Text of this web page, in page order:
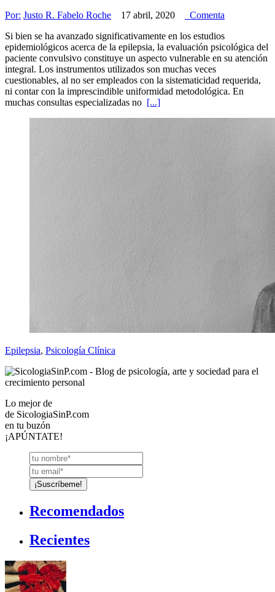
Por: Justo R. Fabelo Roche 17 abril, 2020
Comenta
Si bien se ha avanzado significativamente en los estudios
epidemiológicos acerca de la epilepsia, la evaluación psicológica del
paciente convulsivo constituye un aspecto vulnerable en su atención
integral. Los instrumentos utilizados son muchas veces
cuestionables, al no ser empleados con la sistematicidad requerida,
ni contar con la imprescindible uniformidad metodológica. En
muchas consultas especializadas no [...]
Epilepsia, Psicología Clínica
Lo mejor de
de SicologiaSinP.com
en tu buzón
¡APÚNTATE!
Recomendados
Recientes